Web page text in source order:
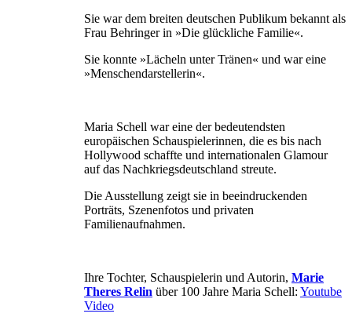
Sie war dem breiten deutschen Publikum bekannt als
Frau Behringer in »Die glückliche Familie«.
Sie konnte »Lächeln unter Tränen« und war eine
»Menschendarstellerin«.
Maria Schell war eine der bedeutendsten
europäischen Schauspielerinnen, die es bis nach
Hollywood schaffte und internationalen Glamour
auf das Nachkriegsdeutschland streute.
Die Ausstellung zeigt sie in beeindruckenden
Porträts, Szenenfotos und privaten
Familienaufnahmen.
Ihre Tochter, Schauspielerin und Autorin, Marie
Theres Relin über 100 Jahre Maria Schell: Youtube
Video